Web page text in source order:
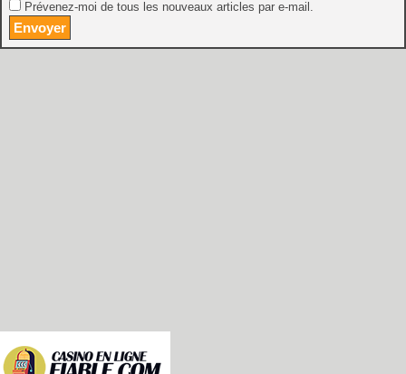
Prévenez-moi de tous les nouveaux articles par e-mail.